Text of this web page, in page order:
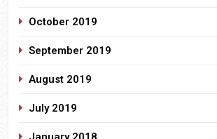
October 2019
September 2019
August 2019
July 2019